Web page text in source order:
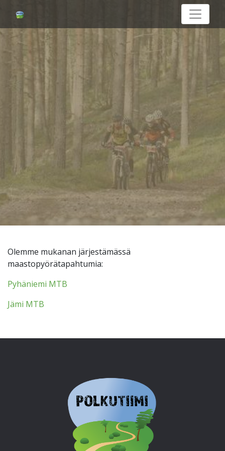
Olemme mukanan järjestämässä
maastopyörätapahtumia:
Pyhäniemi MTB
Jämi MTB